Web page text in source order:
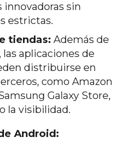
innovadoras sin
estrictas.
tiendas: Además de
las aplicaciones de
distribuirse en
como Amazon
Galaxy Store,
la visibilidad.
Android: